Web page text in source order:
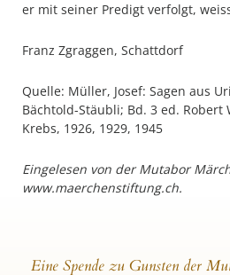
er mit seiner Predigt verfolgt,
Franz Zgraggen, Schattdorf
Quelle: Müller, Josef: Sagen aus
Bächtold-Stäubli; Bd. 3 ed. Robert
Krebs, 1926, 1929, 1945
Eingelesen von der Mutabor
www.maerchenstiftung.ch.
Eine Spende zu Gunsten der